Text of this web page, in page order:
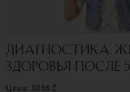
ДИАГНОСТИКА
ЗДОРОВЬЯ ПОСЛЕ
Цена: 3056 ₾